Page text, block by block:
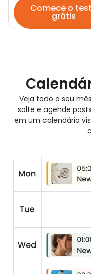
Comece o
grátis
Veja todo o seu
solte e agende
em um calendário